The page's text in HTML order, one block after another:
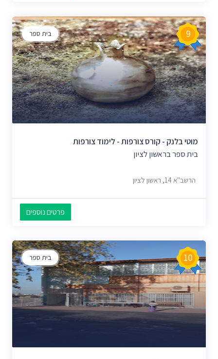
בית ספר 9
מוטי בלנק - קורס צורפות - לימוד צורפות
בית ספר בראשון לציון
הרשב"א 14, ראשון לציון
פרטים נוספים
בית ספר 10